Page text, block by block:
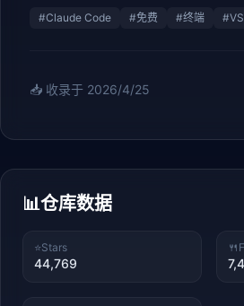
#Claude Code #免费 #终端 #
📥 收录于 2026/4/25
📊仓库数据
⭐Stars
44,769
🍴